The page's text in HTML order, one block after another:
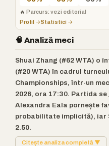
🔥 Parcurs: vezi editorial
Profil →Statistici →
🧠 Analiză meci
Shuai Zhang (#62 WTA) o
(#20 WTA) în cadrul
Championships, într-un
2026, ora 17:30. Partida
Alexandra Eala pornește
probabilitate implicită), iar
2.50.
Citește analiza completă ▼